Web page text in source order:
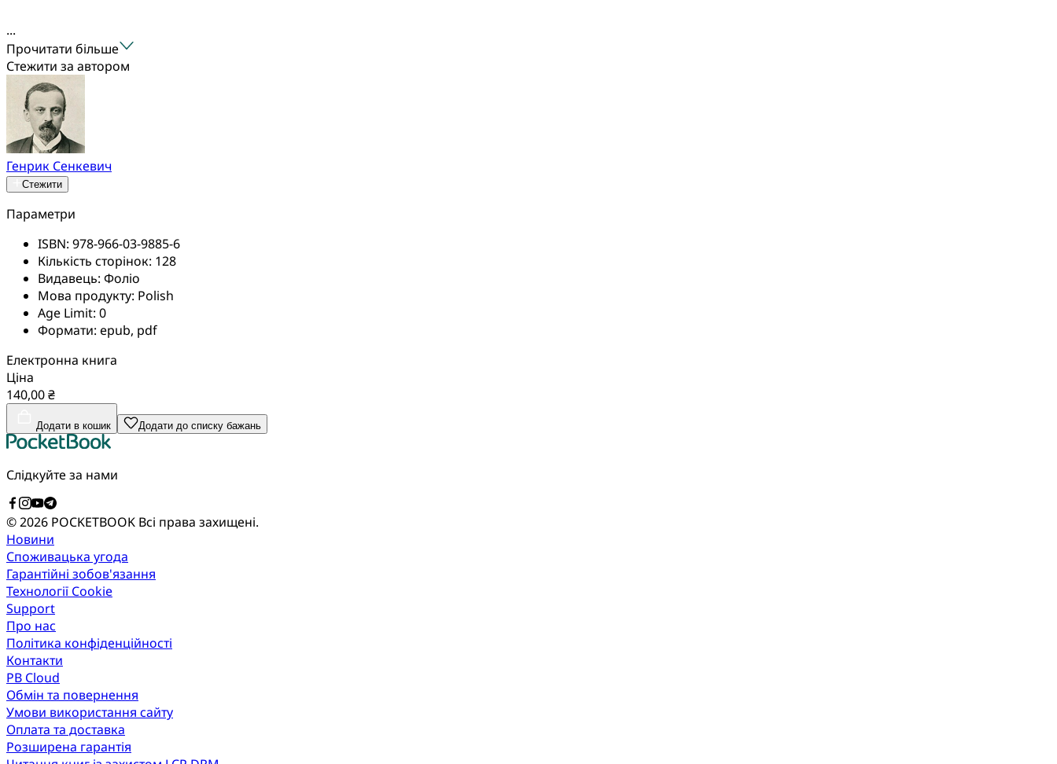
...
Прочитати більше
Стежити за автором
Генрик Сенкевич
Стежити
Параметри
ISBN: 978-966-03-9885-6
Кількість сторінок: 128
Видавець: Фоліо
Мова продукту: Polish
Age Limit: 0
Формати: epub, pdf
Електронна книга
Ціна
140,00 ₴
Додати в кошик Додати до списку бажань
Слідкуйте за нами
© 2026 POCKETBOOK Всі права захищені.
Новини
Споживацька угода
Гарантійні зобов'язання
Технології Cookie
Support
Про нас
Політика конфіденційності
Контакти
PB Cloud
Обмін та повернення
Умови використання сайту
Оплата та доставка
Розширена гарантія